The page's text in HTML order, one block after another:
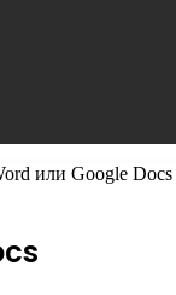
или Google Docs